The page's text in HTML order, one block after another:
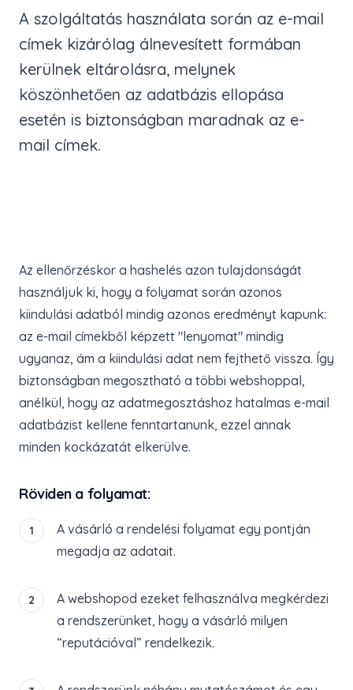
A szolgáltatás használata során az e-mail
címek kizárólag álnevesített formában
kerülnek eltárolásra, melynek
köszönhetően az adatbázis ellopása
esetén is biztonságban maradnak az e-
mail címek.
Az ellenőrzéskor a hashelés azon tulajdonságát
használjuk ki, hogy a folyamat során azonos
kiindulási adatból mindig azonos eredményt kapunk:
az e-mail címekből képzett "lenyomat" mindig
ugyanaz, ám a kiindulási adat nem fejthető vissza. Így
biztonságban megosztható a többi webshoppal,
anélkül, hogy az adatmegosztáshoz hatalmas e-mail
adatbázist kellene fenntartanunk, ezzel annak
minden kockázatát elkerülve.
Röviden a folyamat:
1
A vásárló a rendelési folyamat egy pontján
megadja az adatait.
2
A webshopod ezeket felhasználva megkérdezi
a rendszerünket, hogy a vásárló milyen
“reputációval” rendelkezik.